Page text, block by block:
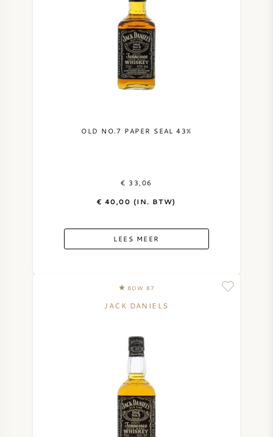
OLD NO.7 PAPER SEAL 43%
€ 33,06
€ 40,00 (IN. BTW)
LEES MEER
BOW 87
JACK DANIELS